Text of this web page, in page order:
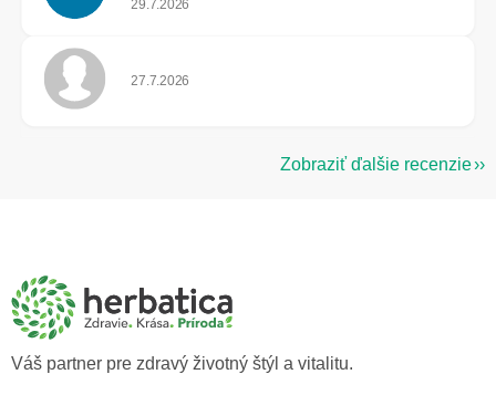
29.7.2026
Hodnotenie obchodu je 5 z 5 hviezdičiek.
27.7.2026
Zobraziť ďalšie recenzie
Váš partner pre zdravý životný štýl a vitalitu.